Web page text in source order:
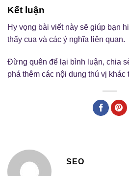
Kết luận
Hy vọng bài viết này sẽ giúp bạn
thấy cua và các ý nghĩa liên quan.
Đừng quên để lại bình luận, chia
phá thêm các nội dung thú vị khác
SEO